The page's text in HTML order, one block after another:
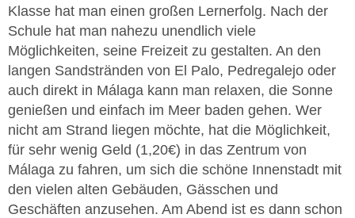
Klasse hat man einen großen Lernerfolg. Nach der
Schule hat man nahezu unendlich viele
Möglichkeiten, seine Freizeit zu gestalten. An den
langen Sandstränden von El Palo, Pedregalejo oder
auch direkt in Málaga kann man relaxen, die Sonne
genießen und einfach im Meer baden gehen. Wer
nicht am Strand liegen möchte, hat die Möglichkeit,
für sehr wenig Geld (1,20€) in das Zentrum von
Málaga zu fahren, um sich die schöne Innenstadt mit
den vielen alten Gebäuden, Gässchen und
Geschäften anzusehen. Am Abend ist es dann schon